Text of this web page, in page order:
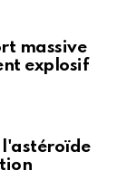
massive
explosif
l'astéroïde